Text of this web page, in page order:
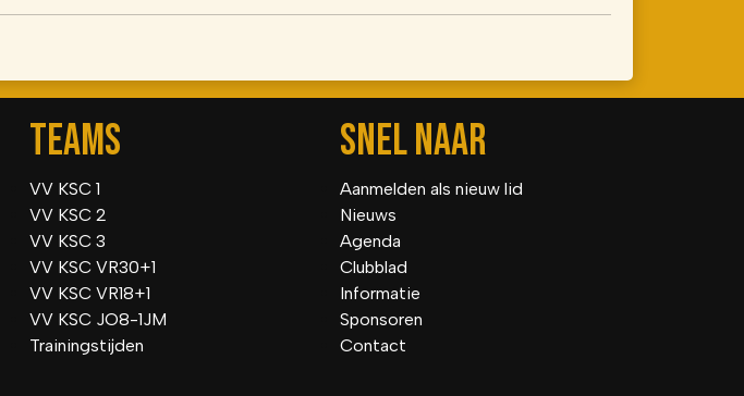
TEAMS
VV KSC 1
VV KSC 2
VV KSC 3
VV KSC VR30+1
VV KSC VR18+1
VV KSC JO8-1JM
Trainingstijden
SNEL NAAR
Aanmelden als nieuw lid
Nieuws
Agenda
Clubblad
Informatie
Sponsoren
Contact